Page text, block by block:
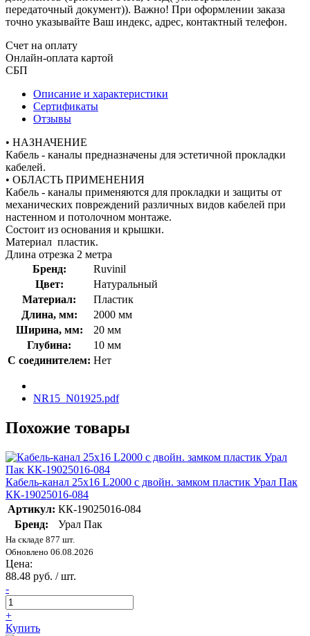
передаточный документ)). Важно! При оформлении заказа
точно указывайте Ваш индекс, адрес, контактный телефон.
Счет на оплату
Онлайн-оплата картой
СБП
Описание и характеристики
Сертификаты
Отзывы
• НАЗНАЧЕНИЕ
Кабель - каналы предназначены для эстетичной прокладки
кабелей.
• ОБЛАСТЬ ПРИМЕНЕНИЯ
Кабель - каналы применяются для прокладки и защиты от
механических повреждений различных видов кабелей при
настенном и потолочном монтаже.
Состоит из основания и крышки.
Материал пластик.
Длина отрезка 2 метра
Бренд:
Ruvinil
Цвет:
Натуральный
Материал:
Пластик
Длина, мм:
2000 мм
Ширина, мм:
20 мм
Глубина:
10 мм
С соединителем: Нет
NR15_N01925.pdf
Похожие товары
Кабель-канал 25х16 L2000 с двойн. замком пластик Урал Пак
КК-19025016-084
Артикул: КК-19025016-084
Бренд:
Урал Пак
На складе 877 шт.
Обновлено 06.08.2026
Цена:
88.48 руб. / шт.
-
+
Купить